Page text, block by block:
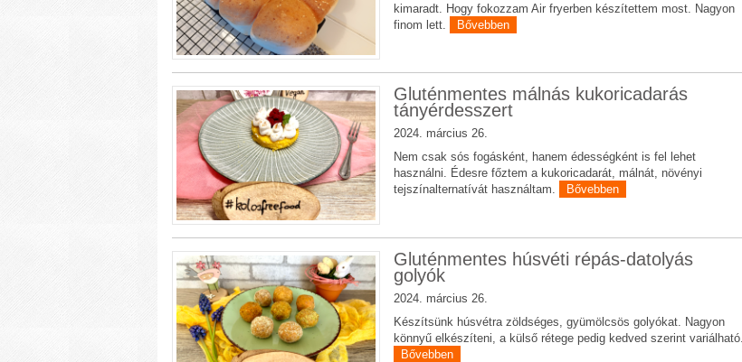
kimaradt. Hogy fokozzam Air fryerben készítettem most. Nagyon
finom lett.
Bővebben
Gluténmentes málnás kukoricadarás
tányérdesszert
2024. március 26.
Nem csak sós fogásként, hanem édességként is fel lehet
használni. Édesre főztem a kukoricadarát, málnát, növényi
tejszínalternatívát használtam.
Bővebben
Gluténmentes húsvéti répás-datolyás
golyók
2024. március 26.
Készítsünk húsvétra zöldséges, gyümölcsös golyókat. Nagyon
könnyű elkészíteni, a külső rétege pedig kedved szerint variálható.
Bővebben